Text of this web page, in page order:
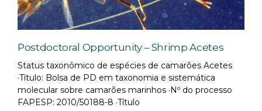
Postdoctoral Opportunity – Shrimp Acetes
Status taxonômico de espécies de camarões Acetes
·Título: Bolsa de PD em taxonomia e sistemática
molecular sobre camarões marinhos ·Nº do processo
FAPESP: 2010/50188-8 ·Título